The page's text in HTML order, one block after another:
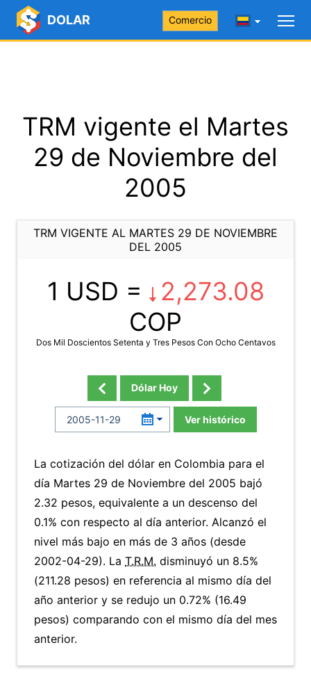
DOLAR Comercio
TRM vigente el Martes
29 de Noviembre del
2005
TRM VIGENTE AL MARTES 29 DE NOVIEMBRE
DEL 2005
1 USD =
2,273.08
COP
Dos Mil Doscientos Setenta y Tres Pesos Con Ocho Centavos
Dólar Hoy
Ver histórico
La cotización del dólar en Colombia para el
día Martes 29 de Noviembre del 2005 bajó
2.32 pesos, equivalente a un descenso del
0.1% con respecto al día anterior. Alcanzó el
nivel más bajo en más de 3 años (desde
2002-04-29). La T.R.M. disminuyó un 8.5%
(211.28 pesos) en referencia al mismo día del
año anterior y se redujo un 0.72% (16.49
pesos) comparando con el mismo día del mes
anterior.